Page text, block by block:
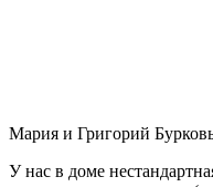
Мария и Григорий
У нас в доме